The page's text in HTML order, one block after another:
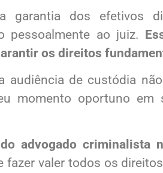
garantia dos efetivos
pessoalmente ao juiz.
os direitos
audiência de custódia
momento oportuno em
advogado criminalista
fazer valer todos os